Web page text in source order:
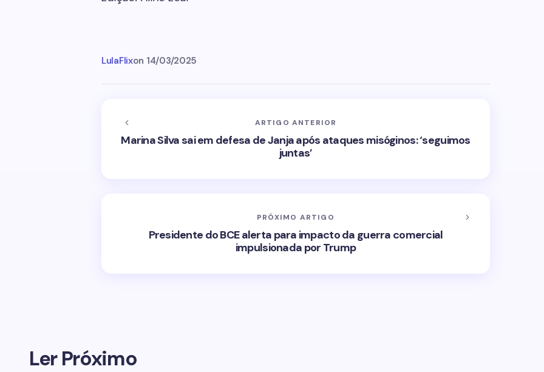
LulaFlixon 14/03/2025
ARTIGO ANTERIOR
Marina Silva sai em defesa de Janja após ataques misóginos: ‘seguimos
juntas’
PRÓXIMO ARTIGO
Presidente do BCE alerta para impacto da guerra comercial
impulsionada por Trump
Ler Próximo